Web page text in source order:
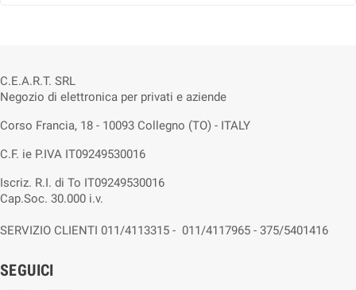
C.E.A.R.T. SRL
Negozio di elettronica per privati e aziende
Corso Francia, 18 - 10093 Collegno (TO) - ITALY
C.F. ie P.IVA IT09249530016
Iscriz. R.I. di To IT09249530016
Cap.Soc. 30.000 i.v.
SERVIZIO CLIENTI 011/4113315 - 011/4117965 - 375/5401416
SEGUICI